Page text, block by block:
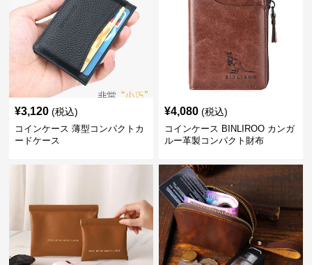
¥3,120 (税込)
コインケース 薄型コンパクトカ
ードケース
¥4,080 (税込)
コインケース BINLIROO カンガ
ルー革製コンパクト財布